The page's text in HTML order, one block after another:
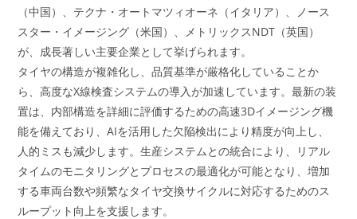
（中国）、テクナ・オートマツィオーネ（イタリア）、ノース
スター・イメージング（米国）、メトリックスNDT（英国）
が、成長著しい主要企業として挙げられます。
タイヤの構造が複雑化し、品質基準が厳格化していることか
ら、高度なX線検査システムの導入が加速しています。最新の装
置は、内部構造を詳細に評価するための高速3Dイメージング機
能を備えており、AIを活用した欠陥検出により精度が向上し、
人的ミスも減少します。生産システムとの統合により、リアル
タイムのモニタリングとプロセスの最適化が可能となり、増加
する車両台数や頻繁なタイヤ交換サイクルに対応するためのス
ループット向上を支援します。